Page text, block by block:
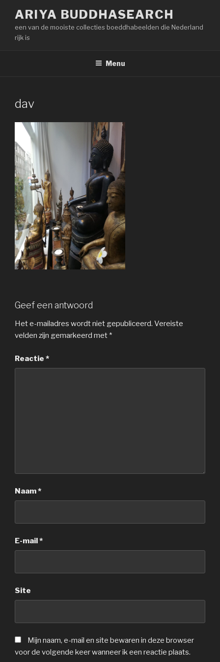
inhoud
springen
ARIYA BUDDHASEARCH
een van de mooiste collecties boeddhabeelden die Nederland
rijk is
Menu
dav
Geef een antwoord
Het e-mailadres wordt niet gepubliceerd. Vereiste
velden zijn gemarkeerd met *
Reactie *
Naam*
E-mail*
Site
Mijn naam, e-mail en site bewaren in deze browser
voor de volgende keer wanneer ik een reactie plaats.